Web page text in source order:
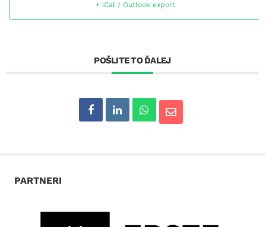
+ iCal / Outlook export
POŠLITE TO ĎALEJ
PARTNERI